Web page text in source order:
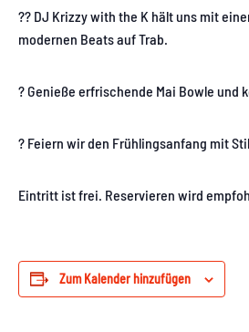
?? DJ Krizzy with the K hält uns mit
modernen Beats auf Trab.
? Genieße erfrischende Mai Bowle und
? Feiern wir den Frühlingsanfang mit
Eintritt ist frei. Reservieren wird
Zum Kalender hinzufügen